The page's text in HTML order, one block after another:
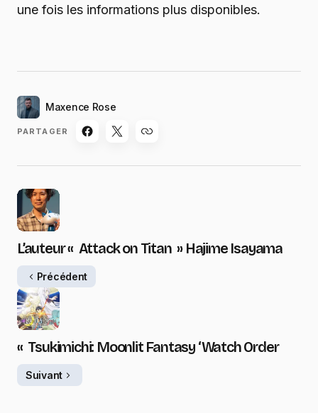
une fois les informations plus disponibles.
Maxence Rose
PARTAGER
L’auteur « Attack on Titan » Hajime Isayama
Précédent
« Tsukimichi: Moonlit Fantasy ‘Watch Order
Suivant